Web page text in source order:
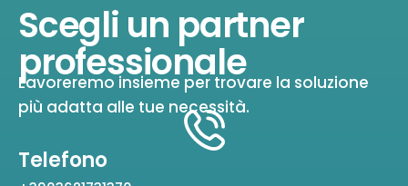
Scegli un partner
professionale
Lavoreremo insieme per trovare la soluzione
più adatta alle tue necessità.
Telefono